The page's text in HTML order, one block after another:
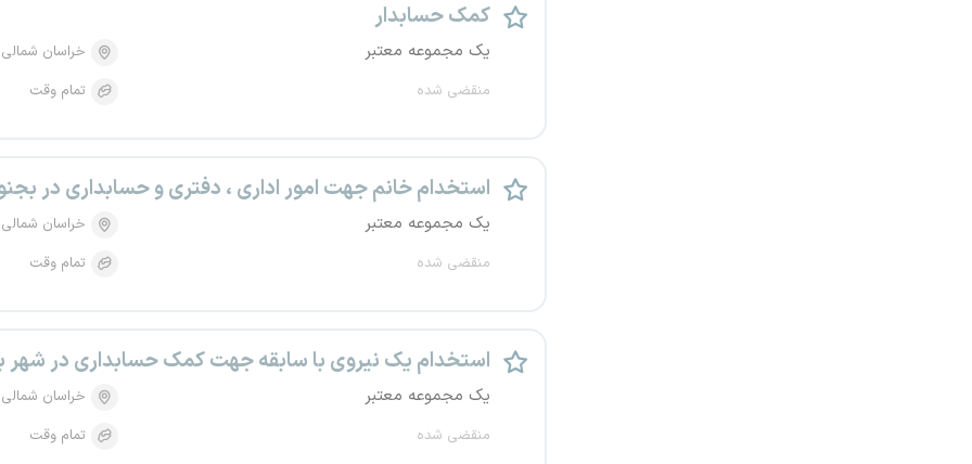
کمک حسابدار
یک مجموعه معتبر
منقضی شده
خراسان شمالی
تمام وقت
استخدام خانم جهت امور اداری ، دفتری و حسابداری در
یک مجموعه معتبر
منقضی شده
خراسان شمالی
تمام وقت
استخدام یک نیروی با سابقه جهت کمک حسابداری در شهر
یک مجموعه معتبر
منقضی شده
خراسان شمالی
تمام وقت